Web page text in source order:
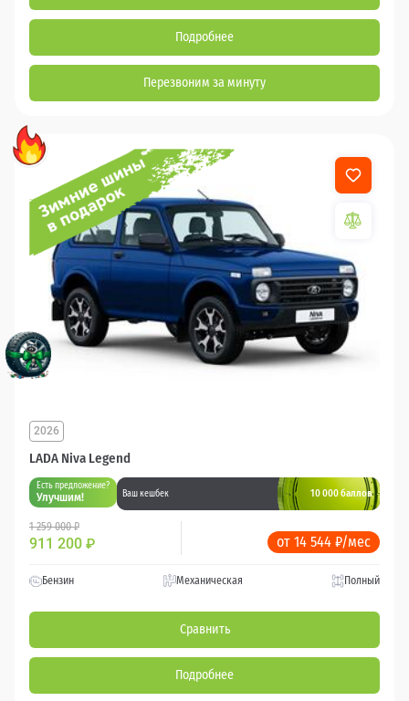
Подробнее
Перезвоним за минуту
LADA Niva Legend
2026
Есть предложение?
Улучшим! Ваш кешбек 10 000 баллов
1 259 000 ₽
911 200 ₽ от 14 544 ₽/мес
Бензин Механическая Полный
Сравнить
Подробнее